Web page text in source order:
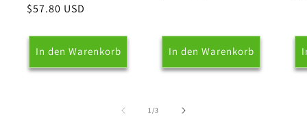
Preis
$57.80 USD
In den Warenkorb In den Warenkorb
1/von
3